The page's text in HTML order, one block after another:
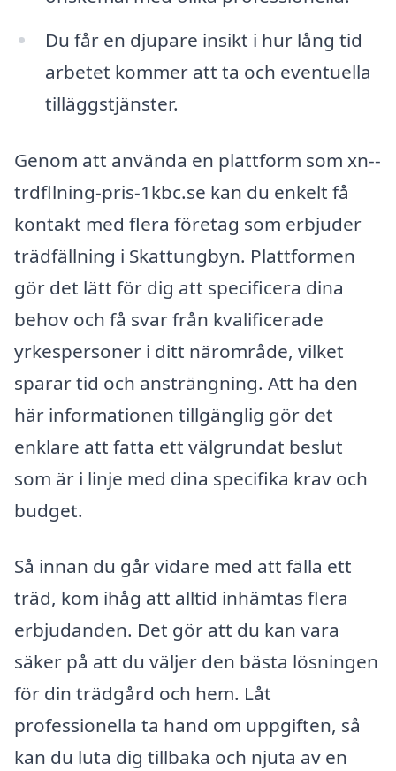
Du får en djupare insikt i hur lång tid
arbetet kommer att ta och eventuella
tilläggstjänster.
Genom att använda en plattform som xn--
trdfllning-pris-1kbc.se kan du enkelt få
kontakt med flera företag som erbjuder
trädfällning i Skattungbyn. Plattformen
gör det lätt för dig att specificera dina
behov och få svar från kvalificerade
yrkespersoner i ditt närområde, vilket
sparar tid och ansträngning. Att ha den
här informationen tillgänglig gör det
enklare att fatta ett välgrundat beslut
som är i linje med dina specifika krav och
budget.
Så innan du går vidare med att fälla ett
träd, kom ihåg att alltid inhämtas flera
erbjudanden. Det gör att du kan vara
säker på att du väljer den bästa lösningen
för din trädgård och hem. Låt
professionella ta hand om uppgiften, så
kan du luta dig tillbaka och njuta av en